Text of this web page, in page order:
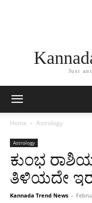
Just
Home Astrology
Astrology
ಕುಂಭ
ತಿಳಿಯದೇ
Kannada Trend News -